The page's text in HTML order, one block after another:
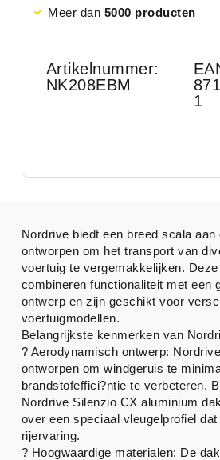
Meer dan 5000 producten
Artikelnummer:
NK208EBM
1
Nordrive biedt een breed scala
ontworpen om het transport van
voertuig te vergemakkelijken.
combineren functionaliteit met een
ontwerp en zijn geschikt voor
voertuigmodellen.
Belangrijkste kenmerken van
? Aerodynamisch ontwerp:
ontworpen om windgeruis te
brandstofeffici?ntie te verbeteren.
Nordrive Silenzio CX aluminium
over een speciaal vleugelprofiel
rijervaring.
? Hoogwaardige materialen: De